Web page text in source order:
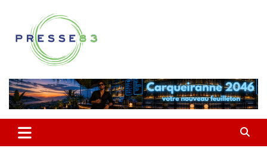
contenu
Presse 83